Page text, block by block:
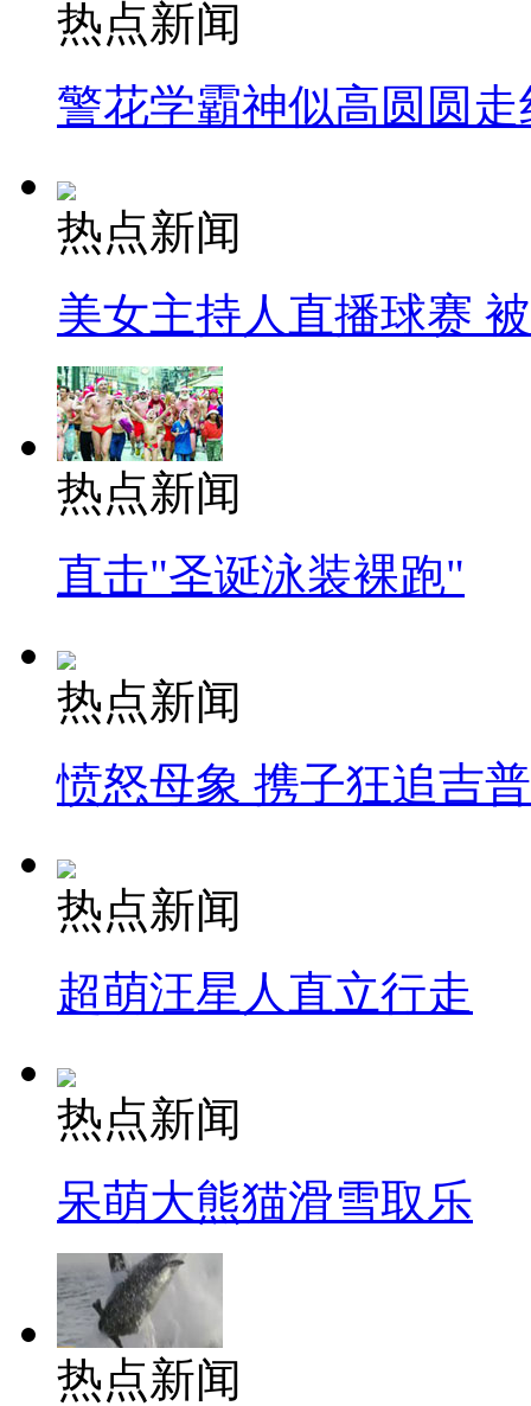
热点新闻
警花学霸神似高圆圆走
热点新闻
美女主持人直播球赛
热点新闻
直击"圣诞泳装裸跑"
热点新闻
愤怒母象 携子狂追吉
热点新闻
超萌汪星人直立行走
热点新闻
呆萌大熊猫滑雪取乐
热点新闻